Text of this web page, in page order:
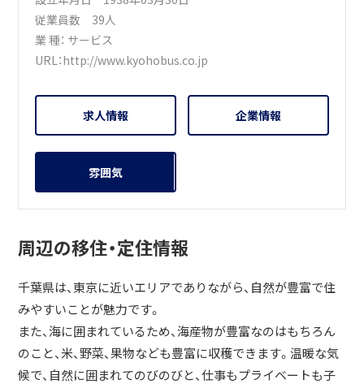
従業員数 39人
業 種： サービス
URL：http://www.kyohobus.co.jp
求人情報 企業情報
雰囲気
周辺の移住・定住情報
千葉県は、東京に近いエリアでありながら、自然が豊富で住
みやすいことが魅力です。
また、海に囲まれているため、海産物が豊富なのはもちろん
のこと、米、野菜、果物なども豊富に収穫できます。温暖な気
候で、自然に囲まれてのびのびと、仕事もプライベートも子